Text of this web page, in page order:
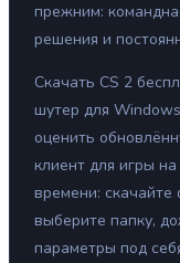
прежним:
решения и
Скачать CS 2
шутер для
оценить
клиент для игры
времени: скачайте
выберите папку,
параметры под